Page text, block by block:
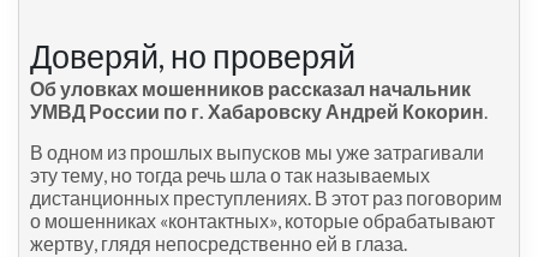
Доверяй, но проверяй
Об уловках мошенников рассказал начальник
УМВД России по г. Хабаровску Андрей Кокорин.
В одном из прошлых выпусков мы уже затрагивали
эту тему, но тогда речь шла о так называемых
дистанционных преступлениях. В этот раз поговорим
о мошенниках «контактных», которые обрабатывают
жертву, глядя непосредственно ей в глаза.